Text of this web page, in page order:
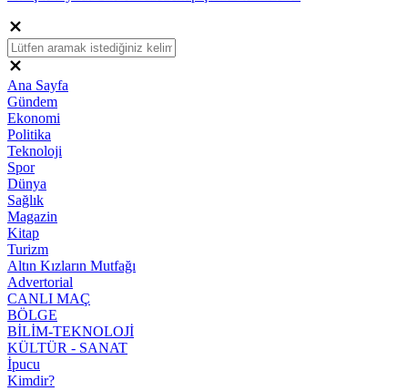
Ana Sayfa
Gündem
Ekonomi
Politika
Teknoloji
Spor
Dünya
Sağlık
Magazin
Kitap
Turizm
Altın Kızların Mutfağı
Advertorial
CANLI MAÇ
BÖLGE
BİLİM-TEKNOLOJİ
KÜLTÜR - SANAT
İpucu
Kimdir?